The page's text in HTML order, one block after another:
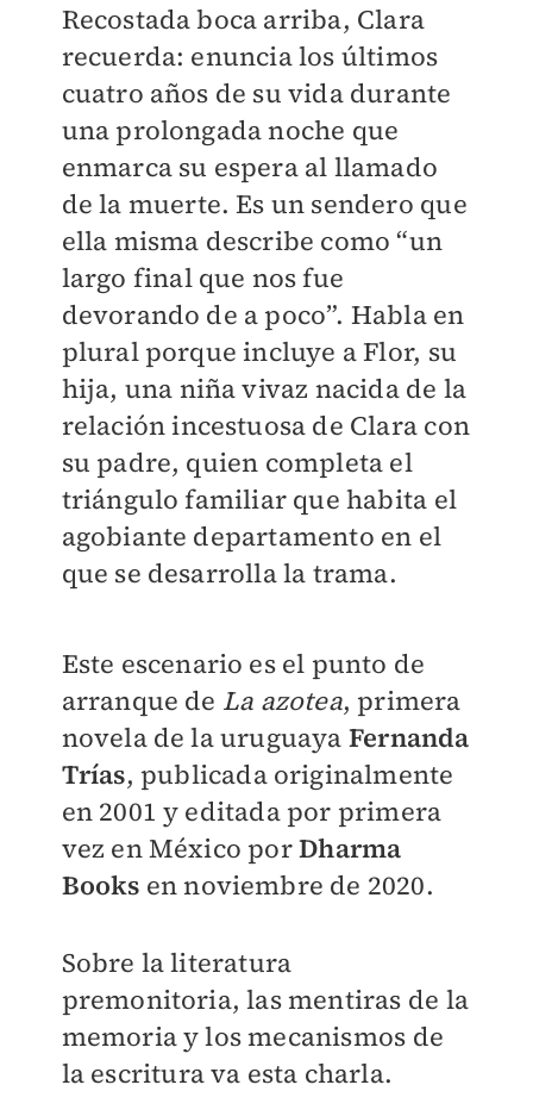
Recostada boca arriba, Clara
recuerda: enuncia los últimos
cuatro años de su vida durante
una prolongada noche que
enmarca su espera al llamado
de la muerte. Es un sendero que
ella misma describe como “un
largo final que nos fue
devorando de a poco”. Habla en
plural porque incluye a Flor, su
hija, una niña vivaz nacida de la
relación incestuosa de Clara con
su padre, quien completa el
triángulo familiar que habita el
agobiante departamento en el
que se desarrolla la trama.
Este escenario es el punto de
arranque de La azotea, primera
novela de la uruguaya Fernanda
Trías, publicada originalmente
en 2001 y editada por primera
vez en México porDharma
Books en noviembre de 2020.
Sobre la literatura
premonitoria, las mentiras de la
memoria y los mecanismos de
la escritura va esta charla.